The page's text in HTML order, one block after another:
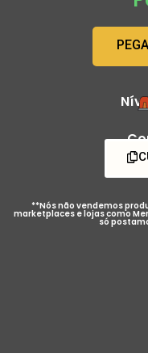
**Nós não vendemos
marketplaces e lojas como
só